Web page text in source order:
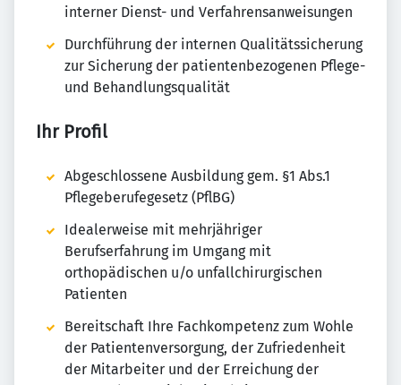
interner Dienst- und Verfahrensanweisungen
Durchführung der internen Qualitätssicherung
zur Sicherung der patientenbezogenen Pflege-
und Behandlungsqualität
Ihr Profil
Abgeschlossene Ausbildung gem. §1 Abs.1
Pflegeberufegesetz (PflBG)
Idealerweise mit mehrjähriger
Berufserfahrung im Umgang mit
orthopädischen u/o unfallchirurgischen
Patienten
Bereitschaft Ihre Fachkompetenz zum Wohle
der Patientenversorgung, der Zufriedenheit
der Mitarbeiter und der Erreichung der